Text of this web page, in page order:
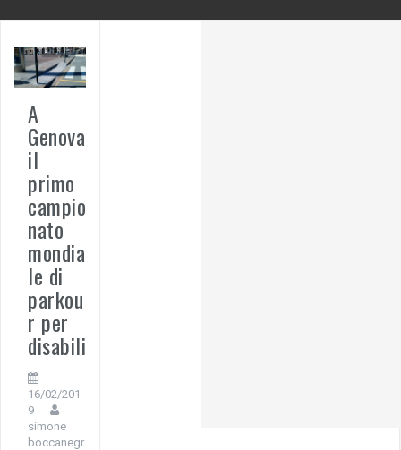
A
Genova
il
primo
campio
nato
mondia
le di
parkou
r per
disabili
16/02/201
9
simone
boccanegr